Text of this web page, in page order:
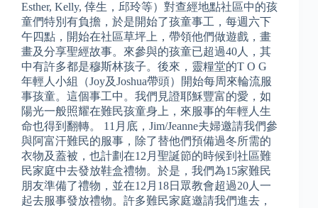
Esther, Kelly, 倖生，邱玲等）對查經地點社區中的孩
童們特別有負擔，於是開始了孩童事工，每週六下
午四點，開始在社區草坪上，帶領他們做遊戲，畫
畫及分享聖經故事。來參與的孩童已超過40人，其
中有許多都是穆斯林孩子。後來，靈糧堂的T O G
年輕人小組（Joy及Joshua帶頭）開始每周來輪流服
事孩童。這個事工中。我們見證耶穌豐富的愛，如
陽光一般照耀在難民孩童身上，來服事的年輕人生
命也得到翻轉。 11月底，Jim/Jeanne夫婦邀請我們參
與阿富汗難民的服事，除了替他們預備過冬所需的
衣物及蓋被，也計劃在12月聖誕節的時候到社區難
民家庭中去發放鞋盒禮物。於是，我們為15家難民
朋友準備了禮物，並在12月18日眾教會超過20人一
起去服事發放禮物。許多難民家庭邀請我們進去，